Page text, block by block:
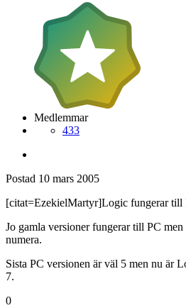
Medlemmar
433
Postad 10 mars 2005
[citat=EzekielMartyr]Logic fungerar till
Jo gamla versioner fungerar till PC
numera.
Sista PC versionen är väl 5 men nu är
7.
0